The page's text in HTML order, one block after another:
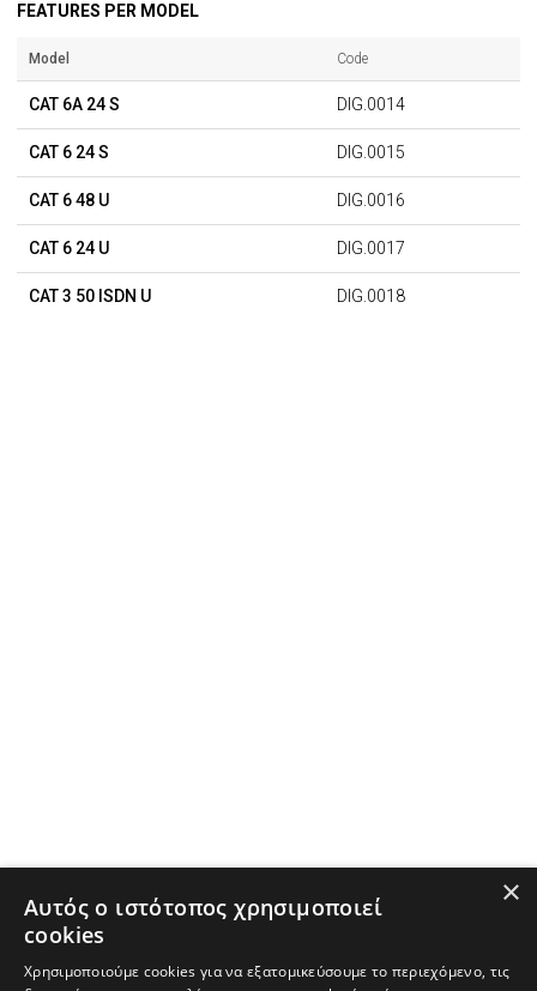
FEATURES PER MODEL
Model Code
CAT 6A 24 S DIG.0014
CAT 6 24 S DIG.0015
CAT 6 48 U DIG.0016
CAT 6 24 U DIG.0017
CAT 3 50 ISDN U DIG.0018
×
Αυτός ο ιστότοπος χρησιμοποιεί
cookies
Χρησιμοποιούμε cookies για να εξατομικεύσουμε το περιεχόμενο, τις